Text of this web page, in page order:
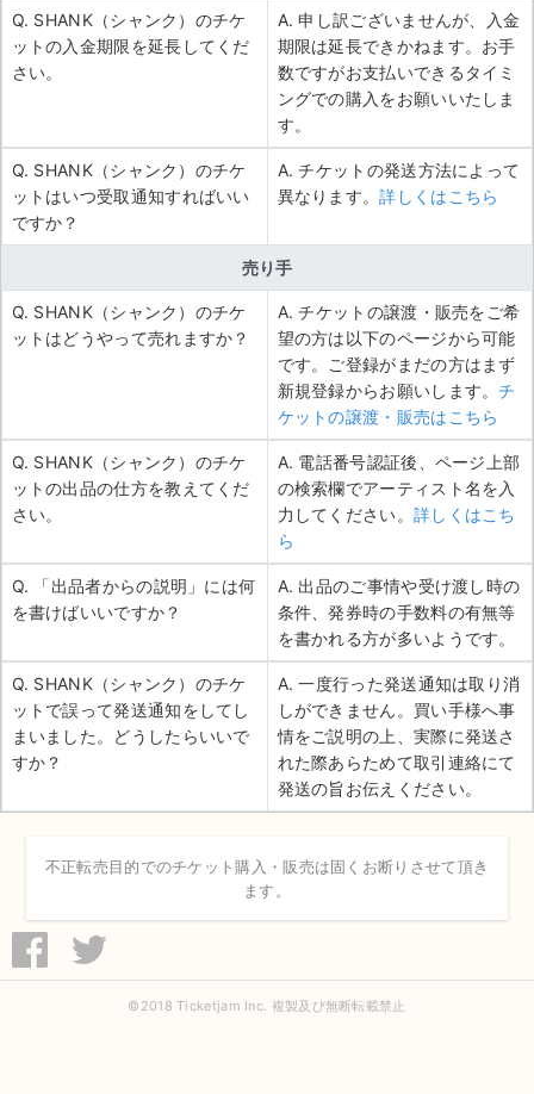
Q. SHANK（シャンク）のチケ
ットの入金期限を延長してくだ
さい。
A. 申し訳ございませんが、入金
期限は延長できかねます。お手
数ですがお支払いできるタイミ
ングでの購入をお願いいたしま
す。
Q. SHANK（シャンク）のチケ
ットはいつ受取通知すればいい
ですか？
A. チケットの発送方法によって
異なります。詳しくはこちら
売り手
Q. SHANK（シャンク）のチケ
ットはどうやって売れますか？
A. チケットの譲渡・販売をご希
望の方は以下のページから可能
です。ご登録がまだの方はまず
新規登録からお願いします。チ
ケットの譲渡・販売はこちら
Q. SHANK（シャンク）のチケ
ットの出品の仕方を教えてくだ
さい。
A. 電話番号認証後、ページ上部
の検索欄でアーティスト名を入
力してください。 詳しくはこち
ら
Q. 「出品者からの説明」には何
を書けばいいですか？
A. 出品のご事情や受け渡し時の
条件、発券時の手数料の有無等
を書かれる方が多いようです。
Q. SHANK（シャンク）のチケ
ットで誤って発送通知をしてし
まいました。どうしたらいいで
すか？
A. 一度行った発送通知は取り消
しができません。買い手様へ事
情をご説明の上、実際に発送さ
れた際あらためて取引連絡にて
発送の旨お伝えください。
不正転売目的でのチケット購入・販売は固くお断りさせて頂き
ます。
©2018 Ticketjam Inc. 複製及び無断転載禁止